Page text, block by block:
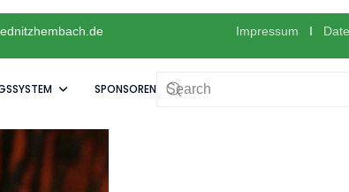
Impressum I
SPONSOREN